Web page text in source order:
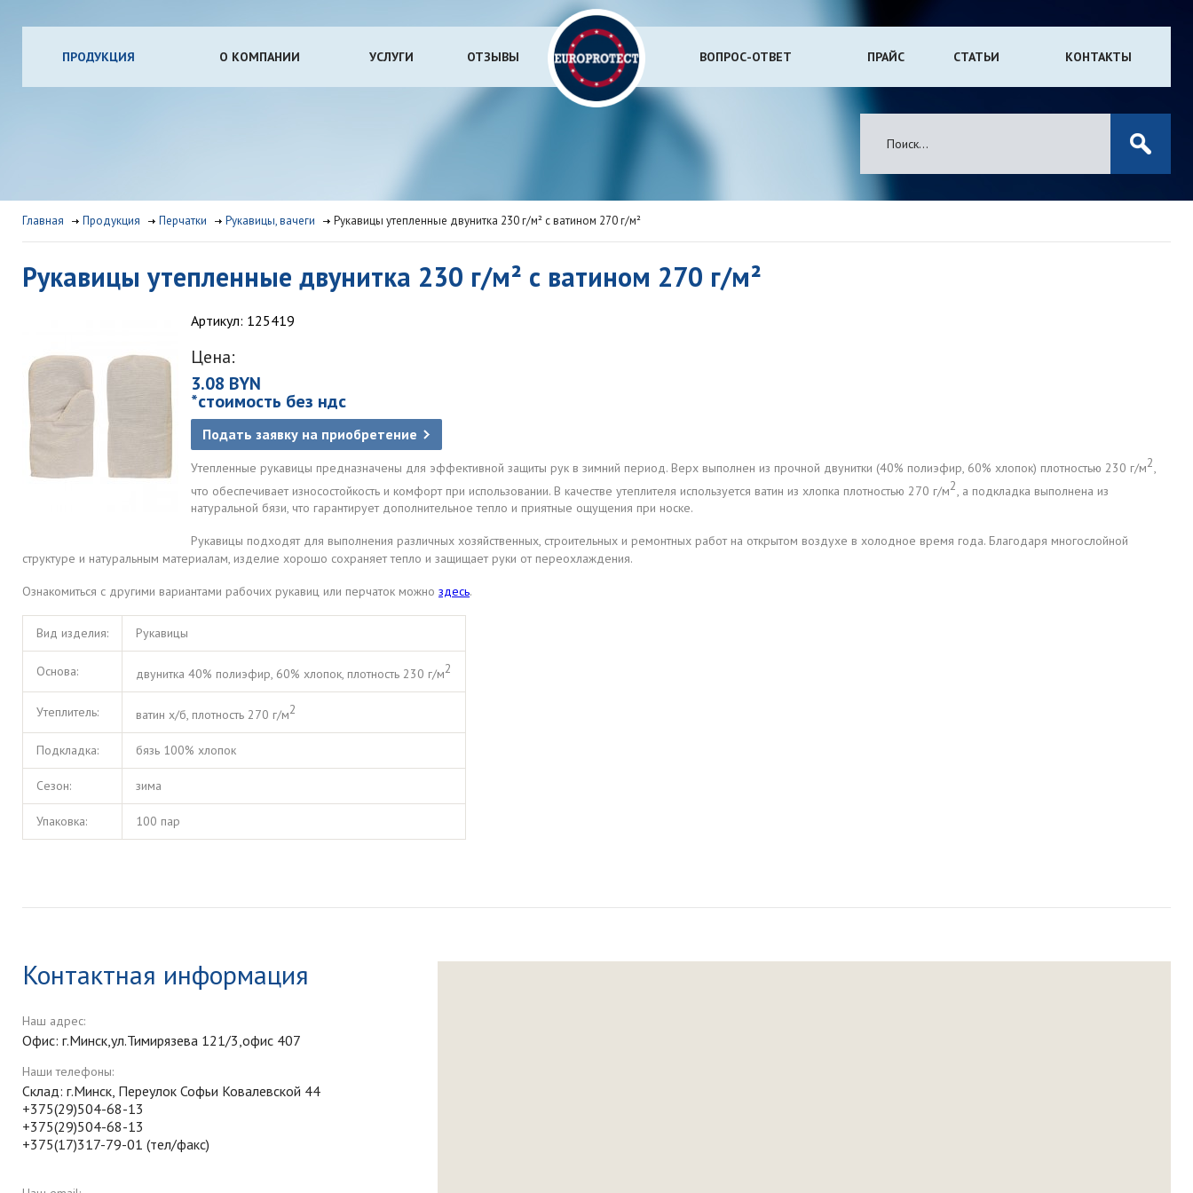
ПРОДУКЦИЯ О КОМПАНИИ УСЛУГИ ОТЗЫВЫ ВОПРОС-ОТВЕТ ПРАЙС СТАТЬИ КОНТАКТЫ
Главная Продукция Перчатки Рукавицы, вачеги Рукавицы утепленные двунитка 230 г/м² с ватином 270 г/м²
Рукавицы утепленные двунитка 230 г/м² с ватином 270 г/м²
Артикул: 125419
Цена:
3.08 BYN
*стоимость без ндс
Подать заявку на приобретение
Утепленные рукавицы предназначены для эффективной защиты рук в зимний период. Верх выполнен из прочной двунитки (40% полиэфир, 60% хлопок) плотностью 230 г/м2,
что обеспечивает износостойкость и комфорт при использовании. В качестве утеплителя используется ватин из хлопка плотностью 270 г/м2 , а подкладка выполнена из
натуральной бязи, что гарантирует дополнительное тепло и приятные ощущения при носке.
Рукавицы подходят для выполнения различных хозяйственных, строительных и ремонтных работ на открытом воздухе в холодное время года. Благодаря многослойной
структуре и натуральным материалам, изделие хорошо сохраняет тепло и защищает руки от переохлаждения.
Ознакомиться с другими вариантами рабочих рукавиц или перчаток можно здесь.
Вид изделия: Рукавицы
Основа: двунитка 40% полиэфир, 60% хлопок, плотность 230 г/м2
Утеплитель: ватин х/б, плотность 270 г/м2
Подкладка: бязь 100% хлопок
Сезон: зима
Упаковка: 100 пар
Контактная информация
Наш адрес:
Офис: г.Минск,ул.Тимирязева 121/3,офис 407
Наши телефоны:
Склад: г.Минск, Переулок Софьи Ковалевской 44
+375(29)504-68-13
+375(29)504-68-13
+375(17)317-79-01 (тел/факс)